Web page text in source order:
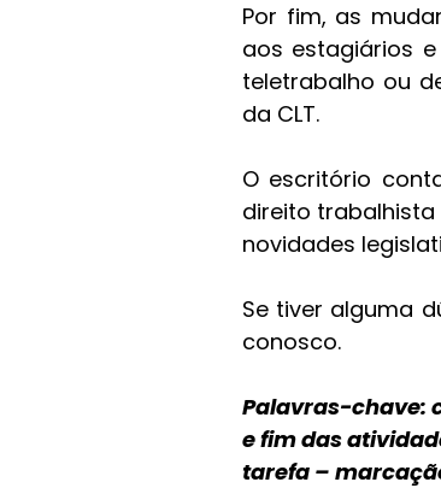
Por fim, as
aos estagiários
teletrabalho ou
da CLT.
O escritório
direito
novidades
Se tiver alguma
conosco.
Palavras-chave:
e fim das
tarefa –